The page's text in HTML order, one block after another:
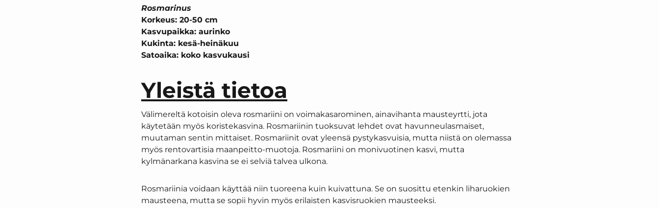
Rosmarinus
Korkeus: 20-50 cm
Kasvupaikka: aurinko
Kukinta: kesä-heinäkuu
Satoaika: koko kasvukausi
Yleistä tietoa
Välimereltä kotoisin oleva rosmariini on voimakasarominen, ainavihanta mausteyrtti, jota
käytetään myös koristekasvina. Rosmariinin tuoksuvat lehdet ovat havunneulasmaiset,
muutaman sentin mittaiset. Rosmariinit ovat yleensä pystykasvuisia, mutta niistä on olemassa
myös rentovartisia maanpeitto-muotoja. Rosmariini on monivuotinen kasvi, mutta
kylmänarkana kasvina se ei selviä talvea ulkona.
Rosmariinia voidaan käyttää niin tuoreena kuin kuivattuna. Se on suosittu etenkin liharuokien
mausteena, mutta se sopii hyvin myös erilaisten kasvisruokien mausteeksi.